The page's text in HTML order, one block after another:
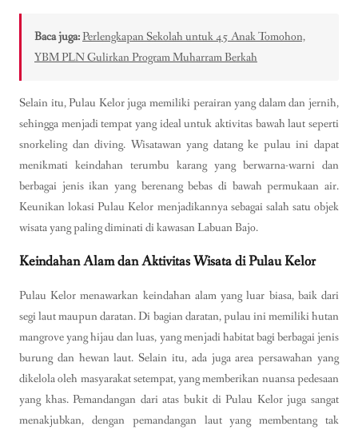
Baca juga:Perlengkapan Sekolah untuk 45 Anak Tomohon,
YBM PLN Gulirkan Program Muharram Berkah
Selain itu, Pulau Kelor juga memiliki perairan yang dalam dan jernih,
sehingga menjadi tempat yang ideal untuk aktivitas bawah laut seperti
snorkeling dan diving. Wisatawan yang datang ke pulau ini dapat
menikmati keindahan terumbu karang yang berwarna-warni dan
berbagai jenis ikan yang berenang bebas di bawah permukaan air.
Keunikan lokasi Pulau Kelor menjadikannya sebagai salah satu objek
wisata yang paling diminati di kawasan Labuan Bajo.
Keindahan Alam dan Aktivitas Wisata di Pulau Kelor
Pulau Kelor menawarkan keindahan alam yang luar biasa, baik dari
segi laut maupun daratan. Di bagian daratan, pulau ini memiliki hutan
mangrove yang hijau dan luas, yang menjadi habitat bagi berbagai jenis
burung dan hewan laut. Selain itu, ada juga area persawahan yang
dikelola oleh masyarakat setempat, yang memberikan nuansa pedesaan
yang khas. Pemandangan dari atas bukit di Pulau Kelor juga sangat
menakjubkan, dengan pemandangan laut yang membentang tak